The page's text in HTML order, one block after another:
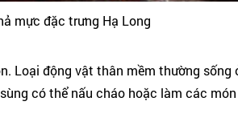
mực đặc trưng Hạ Long
Loại động vật thân mềm thường sống
có thể nấu cháo hoặc làm các